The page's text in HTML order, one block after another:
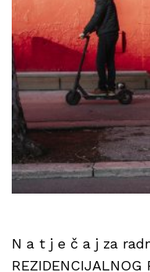
N a t j e č a j za
REZIDENCIJALNOG